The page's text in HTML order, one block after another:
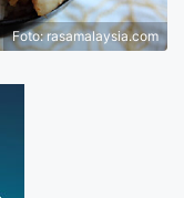
Foto: rasamalaysia.com